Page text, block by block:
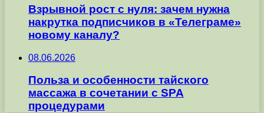
Взрывной рост с нуля: зачем нужна
накрутка подписчиков в «Телеграме»
новому каналу?
08.06.2026
Польза и особенности тайского
массажа в сочетании с SPA
процедурами